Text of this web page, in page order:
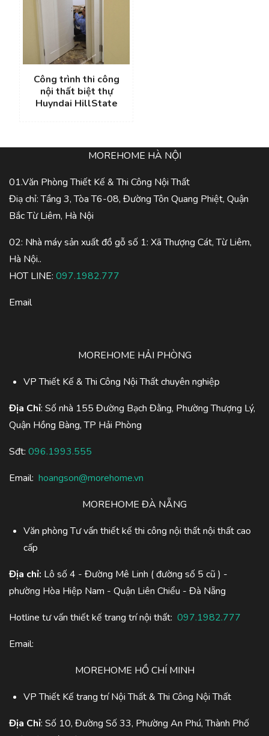
Công trình thi công
nội thất biệt thự
Huyndai HillState
MOREHOME HÀ NỘI
01.Văn Phòng Thiết Kế & Thi Công Nội Thất
Điạ chỉ: Tầng 3, Tòa T6-08, Đường Tôn Quang Phiệt, Quận
Bắc Từ Liêm, Hà Nội
02: Nhà máy sản xuất đồ gỗ số 1: Xã Thượng Cát, Từ Liêm,
Hà Nội..
HOT LINE: 097.1982.777
Email
MOREHOME HẢI PHÒNG
VP Thiết Kế & Thi Công Nội Thất chuyên nghiệp
Địa Chỉ: Số nhà 155 Đường Bạch Đằng, Phường Thượng Lý,
Quận Hồng Bàng, TP Hải Phòng
Sđt: 096.1993.555
Email: hoangson@morehome.vn
MOREHOME ĐÀ NẴNG
Văn phòng Tư vấn thiết kế thi công nội thất nội thất cao
cấp
Địa chỉ: Lô số 4 - Đường Mê Linh ( đường số 5 cũ ) -
phường Hòa Hiệp Nam - Quận Liên Chiểu - Đà Nẵng
Hotline tư vấn thiết kế trang trí nội thất: 097.1982.777
Email:
MOREHOME HỒ CHÍ MINH
VP Thiết Kế trang trí Nội Thất & Thi Công Nội Thất
Địa Chỉ: Số 10, Đường Số 33, Phường An Phú, Thành Phố